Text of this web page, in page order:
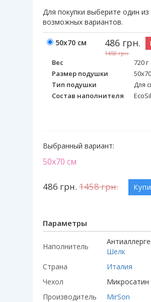
Для покупки выберите один из
возможных вариантов.
50х70 см 486 грн.
1458грн.
Вес
720 г
Размер подушки
Тип подушки
Для
Состав наполнителя
Выбранный вариант:
50х70 см
486 грн. 1458грн.
Параметры
Наполнитель
Шелк
Страна
Италия
Чехол
Микросатин
Производитель
MirSon